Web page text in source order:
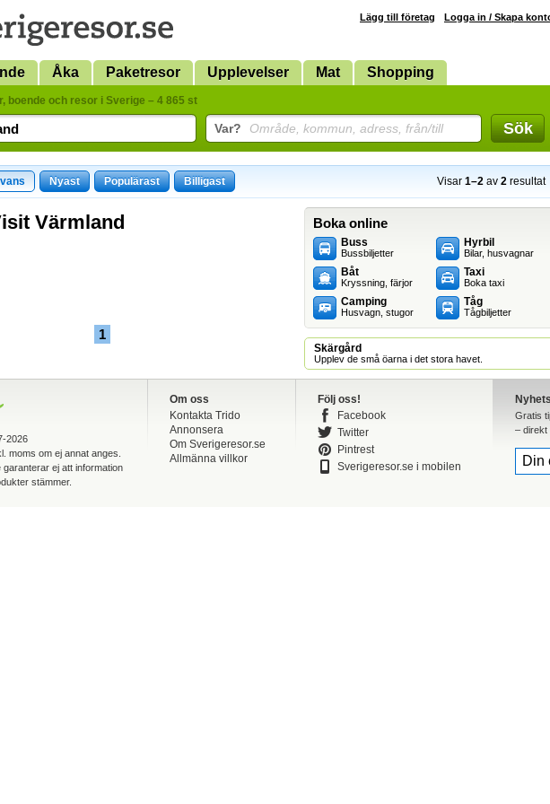
Lägg till företag Logga in / Skapa
Åka Paketresor Upplevelser Mat Shopping
boende och resor i Sverige – 4 865 st
Var? Område, kommun, adress, från/till Sök
Nyast Populärast Billigast Visar 1–2 av 2 resultat
Värmland
1
Boka online
Buss
Bussbiljetter
Båt
Kryssning, färjor
Camping
Husvagn, stugor
Hyrbil
Bilar, husvagnar
Taxi
Boka taxi
Tåg
Tågbiljetter
Skärgård
Upplev de små öarna i det stora havet.
2026
moms om ej annat anges.
ej att information
stämmer.
Om oss
Kontakta Trido
Annonsera
Om Sverigeresor.se
Allmänna villkor
Följ oss!
Facebook
Twitter
Pintrest
Sverigeresor.se i mobilen
Gratis
– direkt